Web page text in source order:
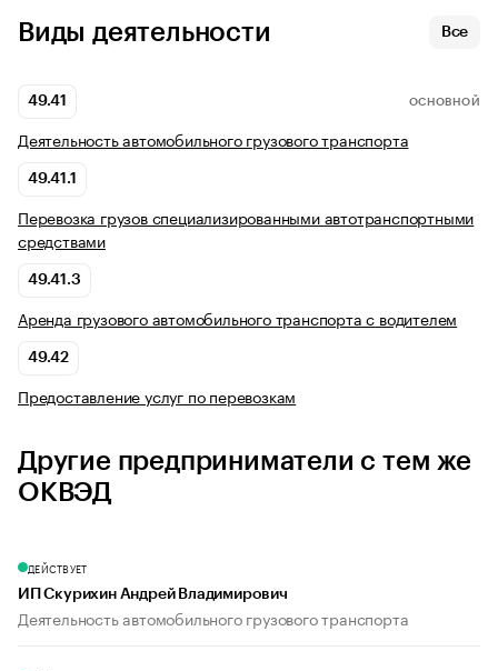
Виды деятельности Все
49.41 ОСНОВНОЙ
Деятельность автомобильного грузового транспорта
49.41.1
Перевозка грузов специализированными автотранспортными
средствами
49.41.3
Аренда грузового автомобильного транспорта с водителем
49.42
Предоставление услуг по перевозкам
Другие предприниматели с тем же
ОКВЭД
ДЕЙСТВУЕТ
ИП Скурихин Андрей Владимирович
Деятельность автомобильного грузового транспорта